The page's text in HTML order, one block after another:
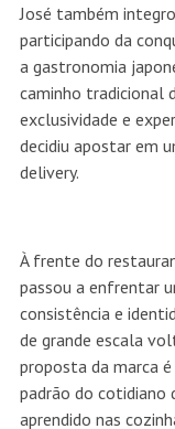
José também
participando da
a gastronomia
caminho tradicional
exclusividade e
decidiu apostar em
delivery.
À frente do
passou a enfrentar
consistência e
de grande escala
proposta da marca
padrão do cotidiano
aprendido nas